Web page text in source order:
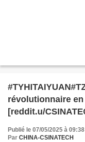
révolutionnaire
[reddit.u/
Publié le 07/05/2025 à 09:38
Par CHINA-CSINATECH